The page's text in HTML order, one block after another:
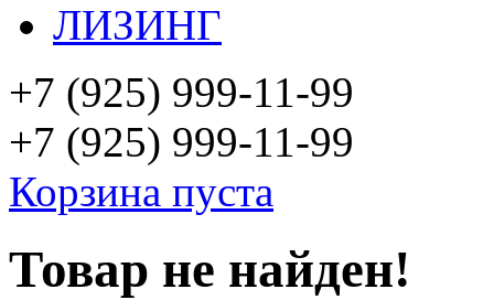
ЛИЗИНГ
+7 (925) 999-11-99
+7 (925) 999-11-99
Корзина пуста
Товар не найден!